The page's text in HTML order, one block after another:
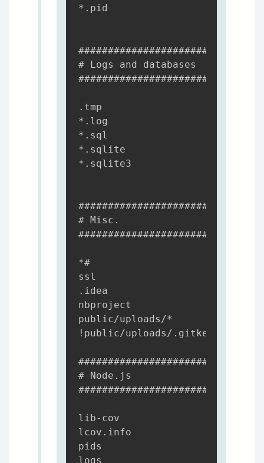
*.pid
############################
# Logs and databases
############################
.tmp
*.log
*.sql
*.sqlite
*.sqlite3
############################
# Misc.
############################
*#
ssl
.idea
nbproject
public/uploads/*
!public/uploads/.gitkeep
############################
# Node.js
############################
lib-cov
lcov.info
pids
logs